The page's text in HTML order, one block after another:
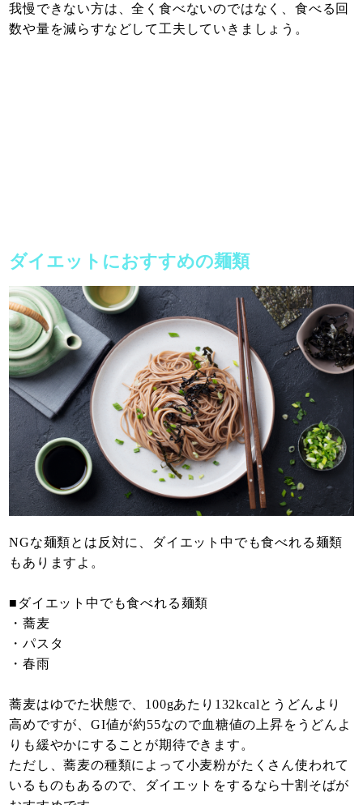
我慢できない方は、全く食べないのではなく、食べる回
数や量を減らすなどして工夫していきましょう。
ダイエットにおすすめの麺類
NGな麺類とは反対に、ダイエット中でも食べれる麺類
もありますよ。
■ダイエット中でも食べれる麺類
・蕎麦
・パスタ
・春雨
蕎麦はゆでた状態で、100gあたり132kcalとうどんより
高めですが、GI値が約55なので血糖値の上昇をうどんよ
りも緩やかにすることが期待できます。
ただし、蕎麦の種類によって小麦粉がたくさん使われて
いるものもあるので、ダイエットをするなら十割そばが